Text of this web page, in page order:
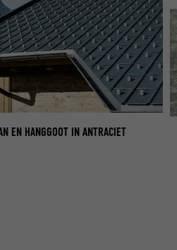
EN HANGGOOT IN ANTRACIET